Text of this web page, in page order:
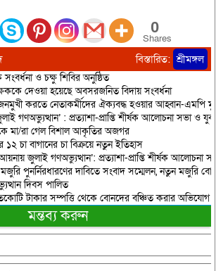
0
Shares
বিস্তারিত: শ্রীমঙ্গল
সংবর্ধনা ও চক্ষু শিবির অনুষ্ঠিত
দেওয়া হয়েছে অবসরজনিত বিদায় সংবর্ধনা
করতে নেতাকর্মীদের ঐক্যবদ্ধ হওয়ার আহ্বান-এমপি
গণঅভ্যুত্থান’ : প্রত্যাশা-প্রাপ্তি শীর্ষক আলোচনা সভা ও
মা/রা গেল বিশাল আকৃতির অজগর
১২ চা বাগানের চা বিক্রয়ে নতুন ইতিহাস
আয়নায় জুলাই গণঅভ্যুত্থান’: প্রত্যাশা-প্রাপ্তি শীর্ষক আলোচনা
পুনর্নিরধারণের দাবিতে সংবাদ সম্মেলন, নতুন মজুরি
দিবস পালিত
টাকার সম্পত্তি থেকে বোনদের বঞ্চিত করার অভিযোগ
মন্তব্য করুন